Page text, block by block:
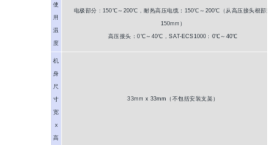
使
用
温
度
电极部分：150℃～200℃，耐热高压电缆：150℃～200℃（从高压接头根部到
150mm）
高压接头：0℃～40℃，SAT-ECS1000：0℃～40℃
机
身
尺
寸
宽
x
高
33mm x 33mm（不包括安装支架）